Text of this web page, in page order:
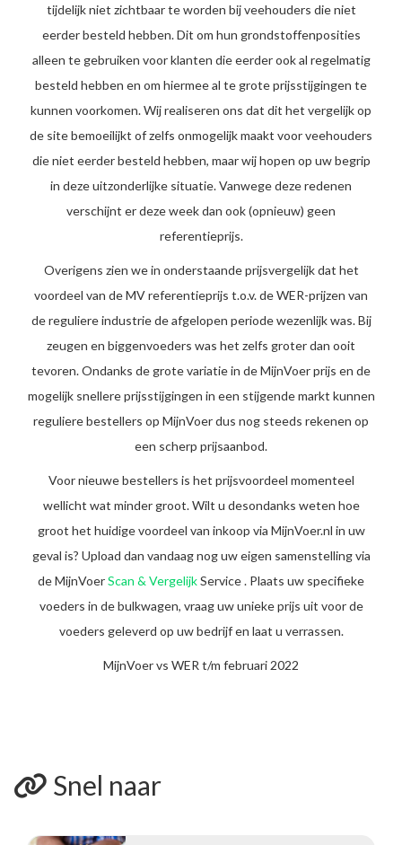
tijdelijk niet zichtbaar te worden bij veehouders die niet
eerder besteld hebben. Dit om hun grondstoffenposities
alleen te gebruiken voor klanten die eerder ook al regelmatig
besteld hebben en om hiermee al te grote prijsstijgingen te
kunnen voorkomen. Wij realiseren ons dat dit het vergelijk op
de site bemoeilijkt of zelfs onmogelijk maakt voor veehouders
die niet eerder besteld hebben, maar wij hopen op uw begrip
in deze uitzonderlijke situatie. Vanwege deze redenen
verschijnt er deze week dan ook (opnieuw) geen
referentieprijs.
Overigens zien we in onderstaande prijsvergelijk dat het
voordeel van de MV referentieprijs t.o.v. de WER-prijzen van
de reguliere industrie de afgelopen periode wezenlijk was. Bij
zeugen en biggenvoeders was het zelfs groter dan ooit
tevoren. Ondanks de grote variatie in de MijnVoer prijs en de
mogelijk snellere prijsstijgingen in een stijgende markt kunnen
reguliere bestellers op MijnVoer dus nog steeds rekenen op
een scherp prijsaanbod.
Voor nieuwe bestellers is het prijsvoordeel momenteel
wellicht wat minder groot. Wilt u desondanks weten hoe
groot het huidige voordeel van inkoop via MijnVoer.nl in uw
geval is? Upload dan vandaag nog uw eigen samenstelling via
de MijnVoerScan & VergelijkService . Plaats uw specifieke
voeders in de bulkwagen, vraag uw unieke prijs uit voor de
voeders geleverd op uw bedrijf en laat u verrassen.
MijnVoer vs WER t/m februari 2022
Snel naar